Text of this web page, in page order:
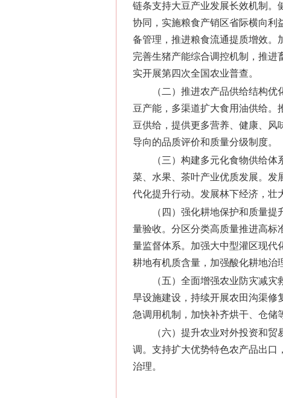
链条支持大豆产业发展长效机制。
协同，实施粮食产销区省际横向利
备管理，推进粮食流通提质增效。
完善生猪产能综合调控机制，推进
实开展第四次全国农业普查。
（二）推进农产品供给结构优
豆产能，多渠道扩大食用油供给。
豆供给，提供更多营养、健康、风
导向的品质评价和质量分级制度。
（三）构建多元化食物供给体
菜、水果、茶叶产业优质发展。发
代化提升行动。发展林下经济，壮
（四）强化耕地保护和质量提
量验收。分区分类高质量推进高标
量监督体系。加强大中型灌区现代
耕地有机质含量，加强酸化耕地治
（五）全面增强农业防灾减灾
旱设施建设，持续开展农田沟渠修
急调用机制，加快补齐烘干、仓储
（六）提升农业对外投资和贸
调。支持扩大优势特色农产品出口
治理。